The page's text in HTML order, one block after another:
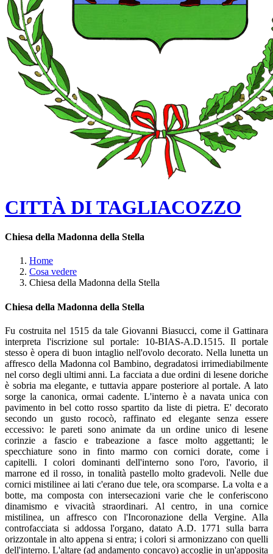
CITTÀ DI TAGLIACOZZO
Chiesa della Madonna della Stella
Home
Cosa vedere
Chiesa della Madonna della Stella
Chiesa della Madonna della Stella
Fu costruita nel 1515 da tale Giovanni Biasucci, come il Gattinara
interpreta l'iscrizione sul portale: 10-BIAS-A.D.1515. Il portale
stesso è opera di buon intaglio nell'ovolo decorato. Nella lunetta un
affresco della Madonna col Bambino, degradatosi irrimediabilmente
nel corso degli ultimi anni. La facciata a due ordini di lesene doriche
è sobria ma elegante, e tuttavia appare posteriore al portale. A lato
sorge la canonica, ormai cadente. L'interno è a navata unica con
pavimento in bel cotto rosso spartito da liste di pietra. E' decorato
secondo un gusto rococò, raffinato ed elegante senza essere
eccessivo: le pareti sono animate da un ordine unico di lesene
corinzie a fascio e trabeazione a fasce molto aggettanti; le
specchiature sono in finto marmo con cornici dorate, come i
capitelli. I colori dominanti dell'interno sono l'oro, l'avorio, il
marrone ed il rosso, in tonalità pastello molto gradevoli. Nelle due
cornici mistilinee ai lati c'erano due tele, ora scomparse. La volta e a
botte, ma composta con intersecazioni varie che le conferiscono
dinamismo e vivacità straordinari. Al centro, in una cornice
mistilinea, un affresco con l'Incoronazione della Vergine. Alla
controfacciata si addossa l'organo, datato A.D. 1771 sulla barra
orizzontale in alto appena si entra; i colori si armonizzano con quelli
dell'interno. L'altare (ad andamento concavo) accoglie in un'apposita